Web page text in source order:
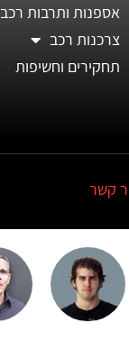
אספנות ותרבות רכב
צרכנות רכב
תחקירים וחשיפות
קשר